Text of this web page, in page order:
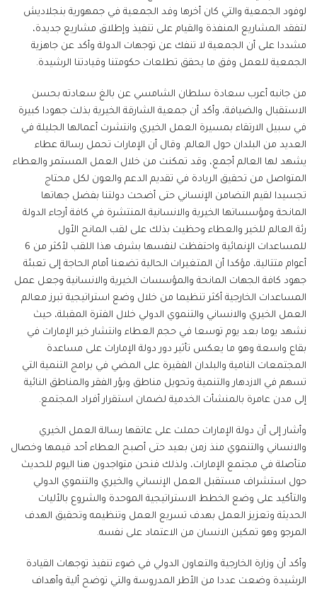
لوفود الجمعية والتي كان أخرها وفد الجمعية في جمهورية بنجلاديش
لتفقد المشاريع المنفذة والقيام على تنفيذ وإطلاق مشاريع جديدة،
مشددا على أن الجمعية لا تنفك عن توجهات الدولة وأكد عن جاهزية
الجمعية للعمل وفق ما يحقق تطلعات حكومتنا وقيادتنا الرشيدة.
من جانبه أعرب سعادة سلطان الشامسي عن بالغ سعادته بحسن
الاستقبال والضيافة، وأكد أن جمعية الشارقة الخيرية بذلت جهودا كبيرة
في سبيل الارتقاء بمسيرة العمل الخيري وانتشرت أعمالها الجليلة في
العديد من البلدان حول العالم. وقال أن الإمارات تحمل رسالة عطاء
يشهد لها العالم أجمع، وقد تمكنت من خلال العمل المستمر والعطاء
المتواصل من تحقيق الريادة في تقديم الدعم والعون لكل محتاج
تجسيدا لقيم التضامن الإنساني حتى أضحت دولتنا بفضل جهاتها
المانحة ومؤسساتها الخيرية والانسانية المنتشرة في كافة أرجاء الدولة
رئة العالم للخير والعطاء وحظيت بذلك على لقب المانح الأول
للمساعدات الإنمائية واحتفظت لنفسها بشرف هذا اللقب لأكثر من 6
أعوام متتالية، مؤكدا أن المتغيرات الحالية تضعنا أمام الحاجة إلى تعبئة
جهود كافة الجهات المانحة والمؤسسات الخيرية والانسانية وجعل عمل
المساعدات الخارجية أكثر تنظيما من خلال وضع استراتيجية تبرز معالم
العمل الخيري والانساني والتنموي الدولي خلال الفترة المقبلة، حيث
نشهد يوما بعد يوم توسعا في حجم العطاء وانتشار خير الإمارات في
بقاع واسعة وهو ما يعكس تأثير دور دولة الإمارات على مساعدة
المجتمعات النامية والبلدان الفقيرة على المضي في برامج التنمية التي
تسهم في الازدهار والتنمية وتحويل مناطق وبؤر الفقر والمناطق النائية
إلى مدن عامرة بالمنشأت الخدمية لضمان استقرار أفراد المجتمع.
وأشار إلى أن دولة الإمارات حملت على عاتقها رسالة العمل الخيري
والانساني والتنموي منذ زمن بعيد حتى أصبح العطاء أحد قيمها وخصال
متأصلة في مجتمع الإمارات، ولذلك فنحن متواجدون هنا اليوم للحديث
حول استشراف مستقبل العمل الإنساني والخيري والتنموي الدولي
والتأكيد على وضع الخطط الاستراتيجية الموحدة والشروع بالأليات
الحديثة وتعزيز العمل بهدف تسريع العمل وتنظيمه وتحقيق الهدف
المرجو وهو تمكين الانسان من الاعتماد على نفسه.
وأكد أن وزارة الخارجية والتعاون الدولي في ضوء تنفيذ توجهات القيادة
الرشيدة وضعت عددا من الأطر المدروسة والتي توضح ألية وأهداف